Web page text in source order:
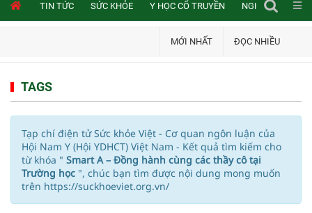
TIN TỨC SỨC KHỎE Y HỌC CỔ TRUYỀN NGHIÊN CỨU
MỚI NHẤT ĐỌC NHIỀU
TAGS
Tạp chí điện tử Sức khỏe Việt - Cơ quan ngôn luận của
Hội Nam Y (Hội YDHCT) Việt Nam - Kết quả tìm kiếm cho
từ khóa " Smart A – Đồng hành cùng các thầy cô tại
Trường học ", chúc bạn tìm được nội dung mong muốn
trên https://suckhoeviet.org.vn/